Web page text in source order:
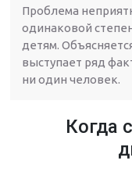
Проблема
одинаковой
детям.
выступает ряд
ни один человек.
Когда